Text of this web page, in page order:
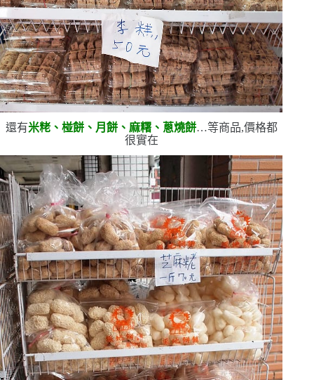
還有米粩、椪餅、月餅、麻糬、蔥燒餅…等商品,價格都
很實在